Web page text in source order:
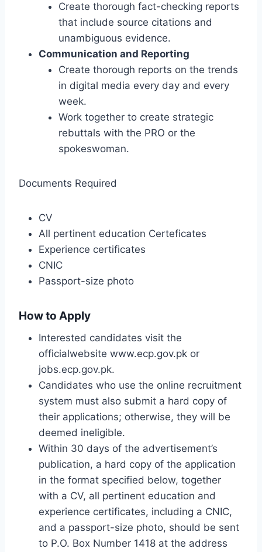
Create thorough fact-checking reports
that include source citations and
unambiguous evidence.
Communication and Reporting
Create thorough reports on the trends
in digital media every day and every
week.
Work together to create strategic
rebuttals with the PRO or the
spokeswoman.
Documents Required
CV
All pertinent education Certeficates
Experience certificates
CNIC
Passport-size photo
How to Apply
Interested candidates visit the
officialwebsite www.ecp.gov.pk or
jobs.ecp.gov.pk.
Candidates who use the online recruitment
system must also submit a hard copy of
their applications; otherwise, they will be
deemed ineligible.
Within 30 days of the advertisement’s
publication, a hard copy of the application
in the format specified below, together
with a CV, all pertinent education and
experience certificates, including a CNIC,
and a passport-size photo, should be sent
to P.O. Box Number 1418 at the address